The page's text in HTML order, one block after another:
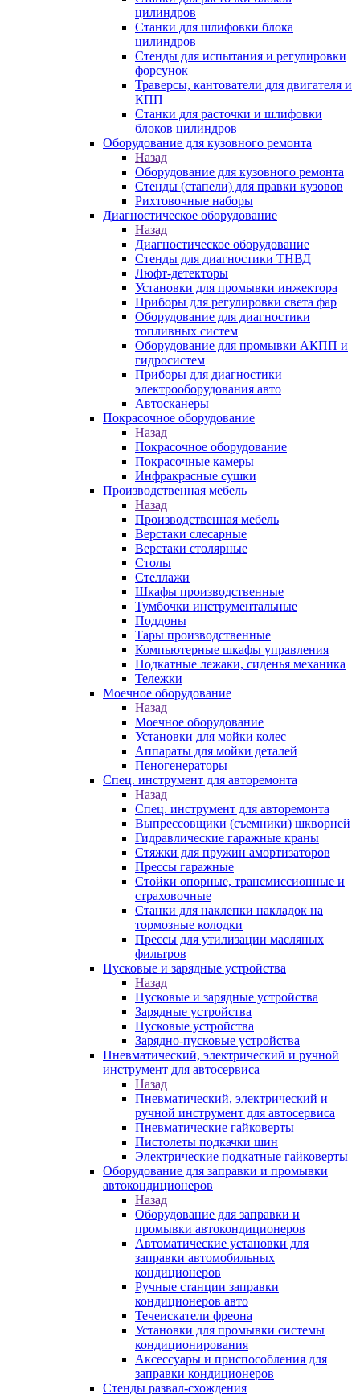
цилиндров
Станки для шлифовки блока
цилиндров
Стенды для испытания и регулировки
форсунок
Траверсы, кантователи для двигателя и
КПП
Станки для расточки и шлифовки
блоков цилиндров
Оборудование для кузовного ремонта
Назад
Оборудование для кузовного ремонта
Стенды (стапели) для правки кузовов
Рихтовочные наборы
Диагностическое оборудование
Назад
Диагностическое оборудование
Стенды для диагностики ТНВД
Люфт-детекторы
Установки для промывки инжектора
Приборы для регулировки света фар
Оборудование для диагностики
топливных систем
Оборудование для промывки АКПП и
гидросистем
Приборы для диагностики
электрооборудования авто
Автосканеры
Покрасочное оборудование
Назад
Покрасочное оборудование
Покрасочные камеры
Инфракрасные сушки
Производственная мебель
Назад
Производственная мебель
Верстаки слесарные
Верстаки столярные
Столы
Стеллажи
Шкафы производственные
Тумбочки инструментальные
Поддоны
Тары производственные
Компьютерные шкафы управления
Подкатные лежаки, сиденья механика
Тележки
Моечное оборудование
Назад
Моечное оборудование
Установки для мойки колес
Аппараты для мойки деталей
Пеногенераторы
Спец. инструмент для авторемонта
Назад
Спец. инструмент для авторемонта
Выпрессовщики (съемники) шкворней
Гидравлические гаражные краны
Стяжки для пружин амортизаторов
Прессы гаражные
Стойки опорные, трансмиссионные и
страховочные
Станки для наклепки накладок на
тормозные колодки
Прессы для утилизации масляных
фильтров
Пусковые и зарядные устройства
Назад
Пусковые и зарядные устройства
Зарядные устройства
Пусковые устройства
Зарядно-пусковые устройства
Пневматический, электрический и ручной
инструмент для автосервиса
Назад
Пневматический, электрический и
ручной инструмент для автосервиса
Пневматические гайковерты
Пистолеты подкачки шин
Электрические подкатные гайковерты
Оборудование для заправки и промывки
автокондиционеров
Назад
Оборудование для заправки и
промывки автокондиционеров
Автоматические установки для
заправки автомобильных
кондиционеров
Ручные станции заправки
кондиционеров авто
Течеискатели фреона
Установки для промывки системы
кондиционирования
Аксессуары и приспособления для
заправки кондиционеров
Стенды развал-схождения